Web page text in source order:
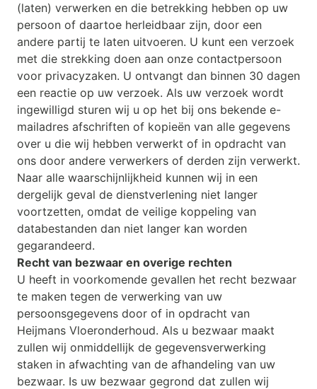
(laten) verwerken en die betrekking hebben op uw
persoon of daartoe herleidbaar zijn, door een
andere partij te laten uitvoeren. U kunt een verzoek
met die strekking doen aan onze contactpersoon
voor privacyzaken. U ontvangt dan binnen 30 dagen
een reactie op uw verzoek. Als uw verzoek wordt
ingewilligd sturen wij u op het bij ons bekende e-
mailadres afschriften of kopieën van alle gegevens
over u die wij hebben verwerkt of in opdracht van
ons door andere verwerkers of derden zijn verwerkt.
Naar alle waarschijnlijkheid kunnen wij in een
dergelijk geval de dienstverlening niet langer
voortzetten, omdat de veilige koppeling van
databestanden dan niet langer kan worden
gegarandeerd.
Recht van bezwaar en overige rechten
U heeft in voorkomende gevallen het recht bezwaar
te maken tegen de verwerking van uw
persoonsgegevens door of in opdracht van
Heijmans Vloeronderhoud. Als u bezwaar maakt
zullen wij onmiddellijk de gegevensverwerking
staken in afwachting van de afhandeling van uw
bezwaar. Is uw bezwaar gegrond dat zullen wij